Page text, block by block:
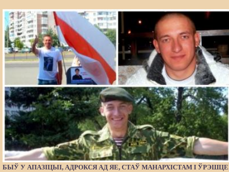
БЫЎ У АПАЗІЦЫІ, АДРОКСЯ АД ЯЕ, СТАЎ МАНАРХІСТАМ І ЎРЭШЦЕ